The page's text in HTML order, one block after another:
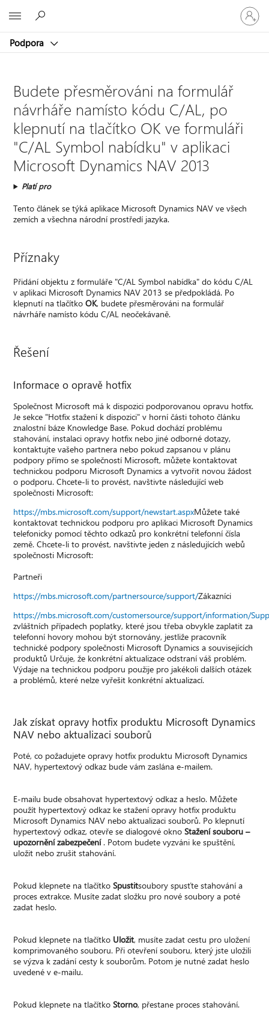
Podpora
Přihlaste
se
ke
účtu
Budete přesměrováni na formulář
návrháře namísto kódu C/AL, po
klepnutí na tlačítko OK ve formuláři
"C/AL Symbol nabídku" v aplikaci
Microsoft Dynamics NAV 2013
Platí pro
Tento článek se týká aplikace Microsoft Dynamics NAV ve všech
zemích a všechna národní prostředí jazyka.
Příznaky
Přidání objektu z formuláře "C/AL Symbol nabídka" do kódu C/AL
v aplikaci Microsoft Dynamics NAV 2013 se předpokládá. Po
klepnutí na tlačítkoOK, budete přesměrováni na formulář
návrháře namísto kódu C/AL neočekávaně.
Řešení
Informace o opravě hotfix
Společnost Microsoft má k dispozici podporovanou opravu hotfix.
Je sekce "Hotfix stažení k dispozici" v horní části tohoto článku
znalostní báze Knowledge Base. Pokud dochází problému
stahování, instalaci opravy hotfix nebo jiné odborné dotazy,
kontaktujte vašeho partnera nebo pokud zapsanou v plánu
podpory přímo se společností Microsoft, můžete kontaktovat
technickou podporu Microsoft Dynamics a vytvořit novou žádost
o podporu. Chcete-li to provést, navštivte následující web
společnosti Microsoft:
https://mbs.microsoft.com/support/newstart.aspxMůžete také
kontaktovat technickou podporu pro aplikaci Microsoft Dynamics
telefonicky pomocí těchto odkazů pro konkrétní telefonní čísla
země. Chcete-li to provést, navštivte jeden z následujících webů
společnosti Microsoft:
Partneři
https://mbs.microsoft.com/partnersource/support/Zákazníci
https://mbs.microsoft.com/customersource/support/information/
zvláštních případech poplatky, které jsou třeba obvykle zaplatit za
telefonní hovory mohou být stornovány, jestliže pracovník
technické podpory společnosti Microsoft Dynamics a souvisejících
produktů Určuje, že konkrétní aktualizace odstraní váš problém.
Výdaje na technickou podporu použije pro jakékoli dalších otázek
a problémů, které nelze vyřešit konkrétní aktualizací.
Jak získat opravy hotfix produktu Microsoft Dynamics
NAV nebo aktualizaci souborů
Poté, co požadujete opravy hotfix produktu Microsoft Dynamics
NAV, hypertextový odkaz bude vám zaslána e-mailem.
E-mailu bude obsahovat hypertextový odkaz a heslo. Můžete
použít hypertextový odkaz ke stažení opravy hotfix produktu
Microsoft Dynamics NAV nebo aktualizaci souborů. Po klepnutí
hypertextový odkaz, otevře se dialogové oknoStažení souboru –
upozornění zabezpečení. Potom budete vyzváni ke spuštění,
uložit nebo zrušit stahování.
Pokud klepnete na tlačítkoSpustitsoubory spusťte stahování a
proces extrakce. Musíte zadat složku pro nové soubory a poté
zadat heslo.
Pokud klepnete na tlačítko Uložit, musíte zadat cestu pro uložení
komprimovaného souboru. Při otevření souboru, který jste uložili
se výzva k zadání cesty k souborům. Potom je nutné zadat heslo
uvedené v e-mailu.
Pokud klepnete na tlačítkoStorno, přestane proces stahování.